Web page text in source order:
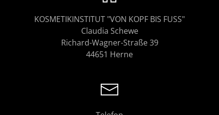
KOSMETIKINSTITUT "VON KOPF BIS FUSS"
Claudia Schewe
Richard-Wagner-Straße 39
44651 Herne